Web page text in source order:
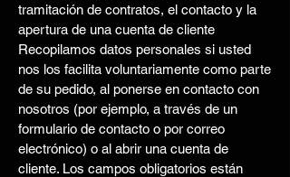
tramitación de contratos, el contacto y la
apertura de una cuenta de cliente
Recopilamos datos personales si usted
nos los facilita voluntariamente como parte
de su pedido, al ponerse en contacto con
nosotros (por ejemplo, a través de un
formulario de contacto o por correo
electrónico) o al abrir una cuenta de
cliente. Los campos obligatorios están